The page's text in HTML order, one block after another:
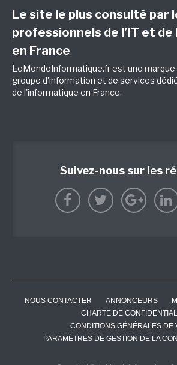
Le site le plus consulté par
professionnels de l’IT et de
en France
LeMondeInformatique.fr est une marque
groupe d'information et de services
de l'informatique en France.
Suivez-nous sur les
NOUS CONTACTER ANNONCEURS
CHARTE DE
CONDITIONS GÉNÉRALES DE
PARAMÈTRES DE GESTION DE LA